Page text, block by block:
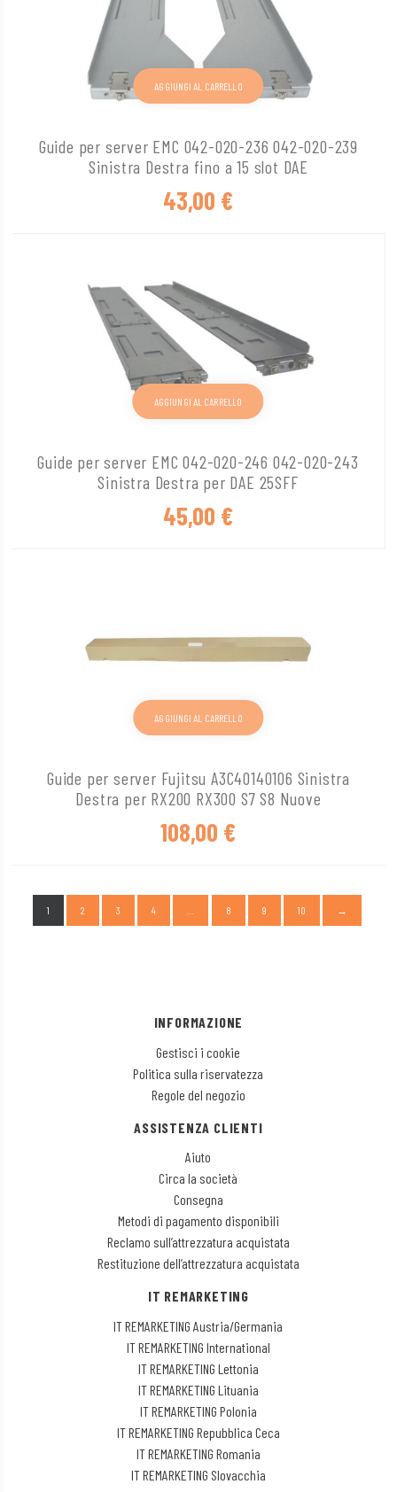
Guide per server EMC 042-020-236 042-020-239
Sinistra Destra fino a 15 slot DAE
43,00 €
AGGIUNGI AL CARRELLO
Guide per server EMC 042-020-246 042-020-243
Sinistra Destra per DAE 25SFF
45,00 €
AGGIUNGI AL CARRELLO
Guide per server Fujitsu A3C40140106 Sinistra
Destra per RX200 RX300 S7 S8 Nuove
108,00 €
AGGIUNGI AL CARRELLO
1 2 3 4 8 9 10 →
INFORMAZIONE
Gestisci i cookie
Politica sulla riservatezza
Regole del negozio
ASSISTENZA CLIENTI
Aiuto
Circa la società
Consegna
Metodi di pagamento disponibili
Reclamo sull’attrezzatura acquistata
Restituzione dell’attrezzatura acquistata
IT REMARKETING
IT REMARKETING Austria/Germania
IT REMARKETING International
IT REMARKETING Lettonia
IT REMARKETING Lituania
IT REMARKETING Polonia
IT REMARKETING Repubblica Ceca
IT REMARKETING Romania
IT REMARKETING Slovacchia